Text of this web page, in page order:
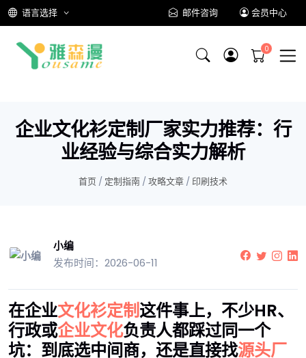
语言选择 邮件咨询 会员中心
企业文化衫定制厂家实力推荐：行
业经验与综合实力解析
首页 / 定制指南 / 攻略文章 / 印刷技术
小编
发布时间：2026-06-11
在企业文化衫定制这件事上，不少HR、
行政或企业文化负责人都踩过同一个
坑：到底选中间商，还是直接找源头厂